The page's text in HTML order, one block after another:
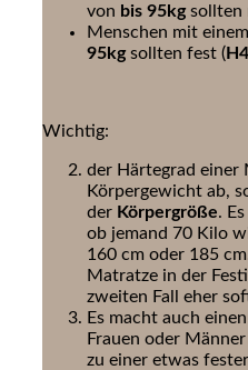
von bis 95kgsollten
Menschen mit
95kgsollten fest (
Wichtig:
der Härtegrad einer
Körpergewicht ab,
der Körpergröße.
ob jemand 70 Kilo
160 cm oder 185
Matratze in der
zweiten Fall eher
Es macht auch
Frauen oder
zu einer etwas